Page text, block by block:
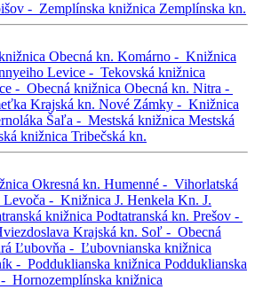
- Zemplínska knižnica Zemplínska kn.
Obecná kn. Komárno - Knižnica
Levice - Tekovská knižnica
- Obecná knižnica Obecná kn. Nitra -
Krajská kn. Nové Zámky - Knižnica
Šaľa - Mestská knižnica Mestská
knižnica Tribečská kn.
Okresná kn. Humenné - Vihorlatská
Levoča - Knižnica J. Henkela Kn. J.
knižnica Podtatranská kn. Prešov -
Krajská kn. Soľ - Obecná
Ľubovňa - Ľubovnianska knižnica
- Podduklianska knižnica Podduklianska
Hornozemplínska knižnica